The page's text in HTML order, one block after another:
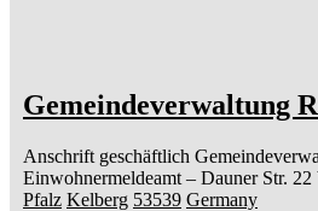
Gemeindeverwaltung
Anschrift geschäftlich
Einwohnermeldeamt – Dauner Str. 22
Pfalz Kelberg 53539 Germany